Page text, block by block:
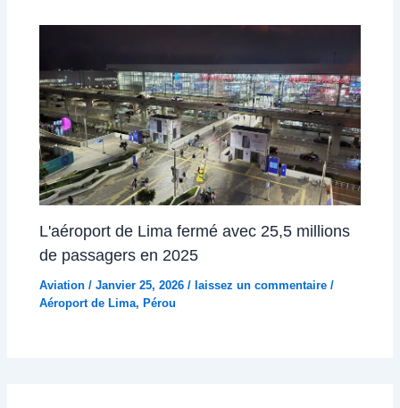
L'aéroport de Lima fermé avec 25,5 millions
de passagers en 2025
Aviation /Janvier 25, 2026/ laissez un commentaire /
Aéroport de Lima, Pérou